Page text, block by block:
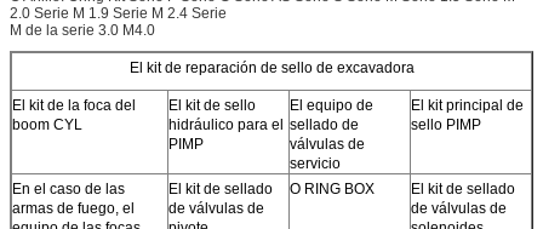
2.0 Serie M 1.9 Serie M 2.4 Serie
M de la serie 3.0 M4.0
El kit de reparación de sello de excavadora
El kit de la foca del
boom CYL
El kit de sello
hidráulico para el
PIMP
El equipo de
sellado de
válvulas de
servicio
El kit principal de
sello PIMP
En el caso de las
armas de fuego, el
El kit de sellado
de válvulas de
O RING BOX
El kit de sellado
de válvulas de